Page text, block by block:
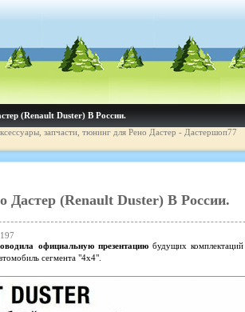
(Renault Duster) В России.
запчасти, тюнинг для Рено Дастер - Дастершоп77
(Renault Duster) В России.
официальную презентациюбудущих комплектаций
сегмента "4х4".